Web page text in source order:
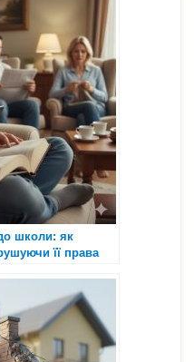
до школи: як
її права